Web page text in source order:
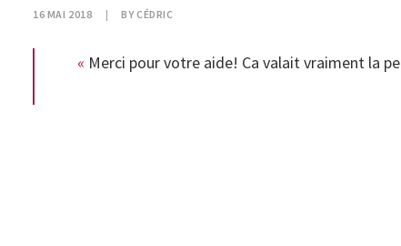
16 MAI 2018 | BYCÉDRIC
« Merci pour votre aide! Ca valait vraiment la